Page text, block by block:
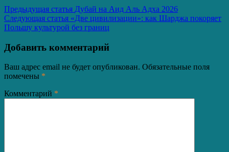
Навигация
по
Предыдущая статья Дубай на Аид Аль Адха 2026
Следующая статья «Две цивилизации»: как Шарджа покоряет
Польшу культурой без границ
Добавить комментарий
Ваш адрес email не будет опубликован. Обязательные поля
помечены *
Комментарий *